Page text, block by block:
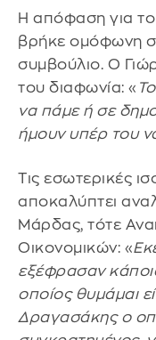
Η απόφαση για
βρήκε ομόφωνη
συμβούλιο. Ο
του διαφωνία: «
να πάμε ή σε
ήμουν υπέρ του
Τις εσωτερικές
αποκαλύπτει
Μάρδας, τότε
Οικονομικών: «
εξέφρασαν
οποίος θυμάμαι
Δραγασάκης ο